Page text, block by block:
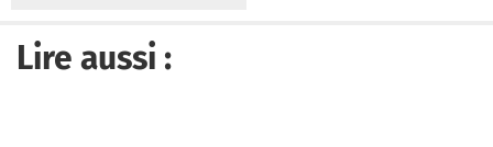
Lire aussi :